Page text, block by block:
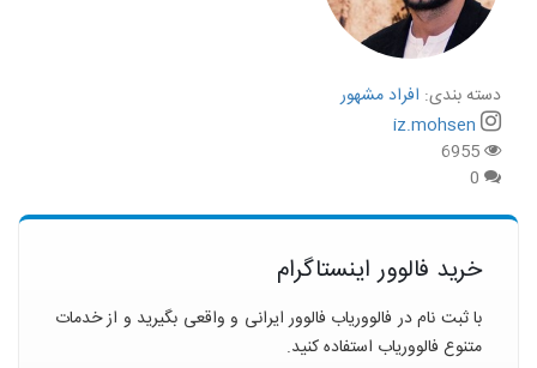
دسته بندی: افراد مشهور
iz.mohsen
خرید فالوور اینستاگرام
با ثبت نام در فالووریاب فالوور ایرانی و واقعی بگیرید و از خدمات
متنوع فالووریاب استفاده کنید.